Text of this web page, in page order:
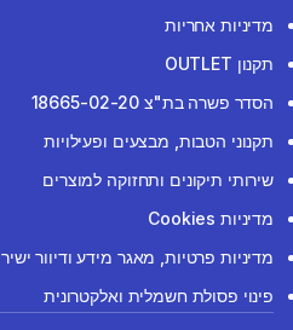
מדיניות אחריות
תקנון OUTLET
הסדר פשרה בת"צ 18665-02-20
תקנוני הטבות, מבצעים ופעילויות
שירותי תיקונים ותחזוקה למוצרים
מדיניות Cookies
מדיניות פרטיות, מאגר מידע ודיוור ישיר
פינוי פסולת חשמלית ואלקטרונית